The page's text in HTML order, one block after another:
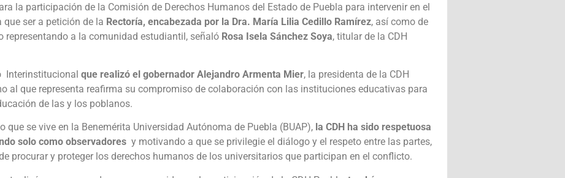
la participación de la Comisión de Derechos Humanos del Estado de Puebla para intervenir en el
que ser a petición de la Rectoría, encabezada por la Dra. María Lilia Cedillo Ramírez, así como de
representando a la comunidad estudiantil, señaló Rosa Isela Sánchez Soya, titular de la CDH
Interinstitucionalque realizó el gobernador Alejandro Armenta Mier, la presidenta de la CDH
al que representa reafirma su compromiso de colaboración con las instituciones educativas para
de las y los poblanos.
que se vive en la Benemérita Universidad Autónoma de Puebla (BUAP), la CDH ha sido respetuosa
solo como observadores y motivando a que se privilegie el diálogo y el respeto entre las partes,
procurar y proteger los derechos humanos de los universitarios que participan en el conflicto.